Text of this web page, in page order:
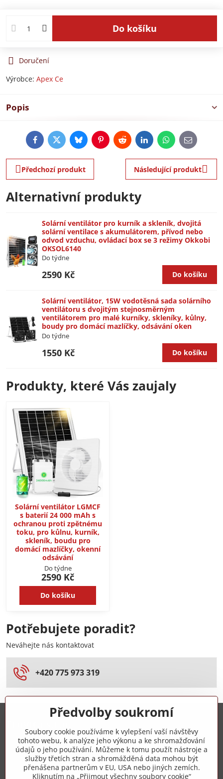
Do košíku
Doručení
Výrobce: Apex Ce
Popis
FacebookTwitterBlueskyPinterestRedditLinkedInWhatsApp
E-
mail
Předchozí produkt Následující produkt
Alternativní produkty
Solární ventilátor pro kurník a skleník, dvojitá
solární ventilace s akumulátorem, přívod nebo
odvod vzduchu, ovládací box se 3 režimy Okkobi
OKSOL6140
Do týdne
2590 Kč Do košíku
Solární ventilátor, 15W vodotěsná sada solárního
ventilátoru s dvojitým stejnosměrným
ventilátorem pro malé kurníky, skleníky, kůlny,
boudy pro domácí mazlíčky, odsávání oken
Do týdne
1550 Kč Do košíku
Produkty, které Vás zaujaly
Solární ventilátor LGMCF
s baterií 24 000 mAh s
ochranou proti zpětnému
toku, pro kůlnu, kurník,
skleník, boudu pro
domácí mazlíčky, okenní
odsávání
Do týdne
2590 Kč
Do košíku
Potřebujete poradit?
Neváhejte nás kontaktovat
+420 775 973 319
+420 775 973 319
info​@zipzop​.cz
Předvolby soukromí
Soubory cookie používáme k vylepšení vaší návštěvy
tohoto webu, k analýze jeho výkonu a ke shromažďování
údajů o jeho používání. Můžeme k tomu použít nástroje a
služby třetích stran a shromážděná data mohou být
přenášena partnerům v EU, USA nebo jiných zemích.
Kliknutím na „Přijmout všechny soubory cookie“